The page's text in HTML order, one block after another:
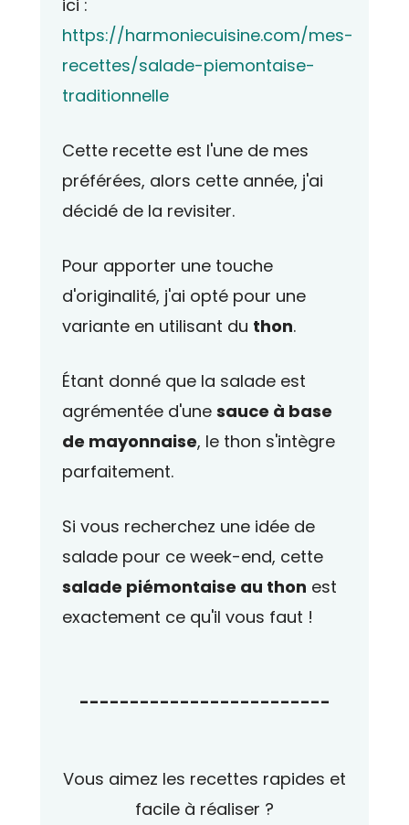
ici :
https://harmoniecuisine.com/mes-
recettes/salade-piemontaise-
traditionnelle
Cette recette est l'une de mes
préférées, alors cette année, j'ai
décidé de la revisiter.
Pour apporter une touche
d'originalité, j'ai opté pour une
variante en utilisant du thon.
Étant donné que la salade est
agrémentée d'une sauce à base
de mayonnaise, le thon s'intègre
parfaitement.
Si vous recherchez une idée de
salade pour ce week-end, cette
salade piémontaise au thon est
exactement ce qu'il vous faut !
-------------------------
Vous aimez les recettes rapides et
facile à réaliser ?